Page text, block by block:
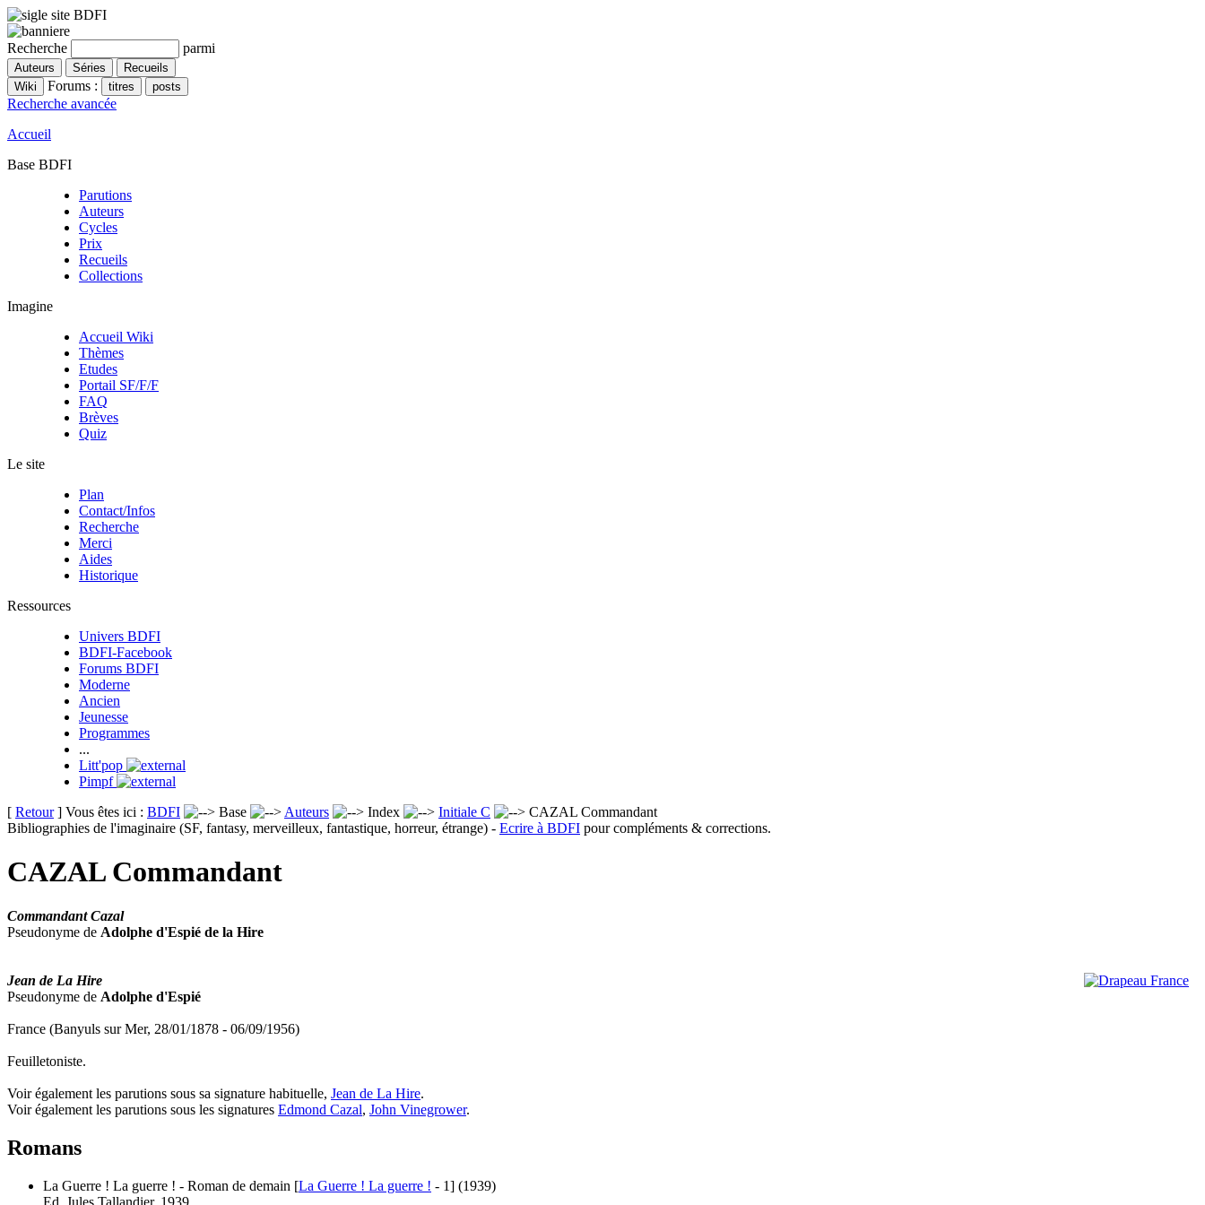
Recherche parmi
Forums :
Recherche avancée
Accueil
Base BDFI
Parutions
Auteurs
Cycles
Prix
Recueils
Collections
Imagine
Accueil Wiki
Thèmes
Etudes
Portail SF/F/F
FAQ
Brèves
Quiz
Le site
Plan
Contact/Infos
Recherche
Merci
Aides
Historique
Ressources
Univers BDFI
BDFI-Facebook
Forums BDFI
Moderne
Ancien
Jeunesse
Programmes
...
Litt'pop
Pimpf
[ Retour] Vous êtes ici : BDFI Base Auteurs Index Initiale C
CAZAL Commandant
Bibliographies de l'imaginaire (SF, fantasy, merveilleux, fantastique, horreur, étrange) - Ecrire à BDFI pour compléments & corrections.
CAZAL Commandant
Commandant Cazal
Pseudonyme de Adolphe d'Espié de la Hire
Jean de La Hire
Pseudonyme de Adolphe d'Espié
France (Banyuls sur Mer, 28/01/1878 - 06/09/1956)
Feuilletoniste.
Voir également les parutions sous sa signature habituelle, Jean de La Hire.
Voir également les parutions sous les signatures Edmond Cazal, John Vinegrower.
Romans
La Guerre ! La guerre ! - Roman de demain [La Guerre ! La guerre ! - 1] (1939)
Ed. Jules Tallandier, 1939.